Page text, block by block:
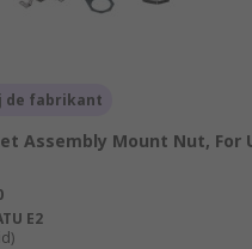
de fabrikant
Assembly Mount Nut, For
E2